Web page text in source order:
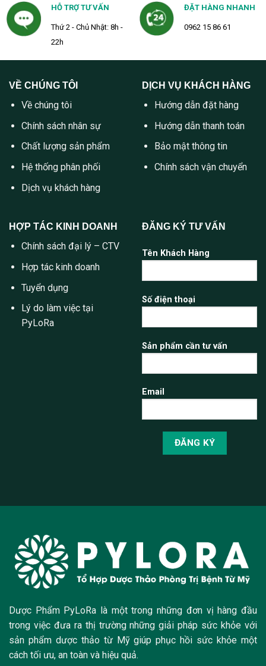
HỖ TRỢ TƯ VẤN
Thứ 2 - Chủ Nhật: 8h -
22h
ĐẶT HÀNG NHANH
0962 15 86 61
VỀ CHÚNG TÔI
Về chúng tôi
Chính sách nhân sự
Chất lượng sản phẩm
Hệ thống phân phối
Dịch vụ khách hàng
DỊCH VỤ KHÁCH HÀNG
Hướng dẫn đặt hàng
Hướng dẫn thanh toán
Bảo mật thông tin
Chính sách vận chuyển
HỢP TÁC KINH DOANH
Chính sách đại lý – CTV
Hợp tác kinh doanh
Tuyển dụng
Lý do làm việc tại
PyLoRa
ĐĂNG KÝ TƯ VẤN
Tên Khách Hàng
Số điện thoại
Sản phẩm cần tư vấn
Email
Dược Phẩm PyLoRa là một trong những đơn vị hàng đầu
trong việc đưa ra thị trường những giải pháp sức khỏe với
sản phẩm dược thảo từ Mỹ giúp phục hồi sức khỏe một
cách tối ưu, an toàn và hiệu quả.